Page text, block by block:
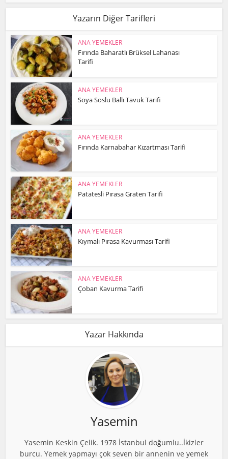
Yazarın Diğer Tarifleri
ANA YEMEKLER
Fırında Baharatlı Brüksel Lahanası
Tarifi
ANA YEMEKLER
Soya Soslu Ballı Tavuk Tarifi
ANA YEMEKLER
Fırında Karnabahar Kızartması Tarifi
ANA YEMEKLER
Patatesli Pırasa Graten Tarifi
ANA YEMEKLER
Kıymalı Pırasa Kavurması Tarifi
ANA YEMEKLER
Çoban Kavurma Tarifi
Yazar Hakkında
Yasemin
Yasemin Keskin Çelik. 1978 İstanbul doğumlu..İkizler
burcu. Yemek yapmayı çok seven bir annenin ve yemek